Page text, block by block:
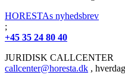
HORESTAs nyhedsbrev
;
+45 35 24 80 40
JURIDISK CALLCENTER
callcenter@horesta.dk ,